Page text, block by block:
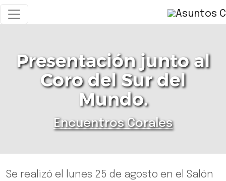
Presentación junto al
Coro del Sur del
Mundo.
Encuentros Corales
Se realizó el lunes 25 de agosto en el Salón